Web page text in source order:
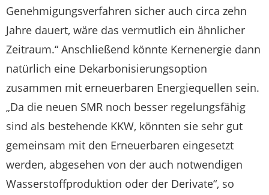
Genehmigungsverfahren sicher auch circa zehn
Jahre dauert, wäre das vermutlich ein ähnlicher
Zeitraum.“ Anschließend könnte Kernenergie dann
natürlich eine Dekarbonisierungsoption
zusammen mit erneuerbaren Energiequellen sein.
„Da die neuen SMR noch besser regelungsfähig
sind als bestehende KKW, könnten sie sehr gut
gemeinsam mit den Erneuerbaren eingesetzt
werden, abgesehen von der auch notwendigen
Wasserstoffproduktion oder der Derivate“, so